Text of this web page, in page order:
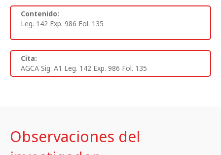
Contenido:
Leg. 142 Exp. 986 Fol. 135
Cita:
AGCA Sig. A1 Leg. 142 Exp. 986 Fol. 135
Observaciones del